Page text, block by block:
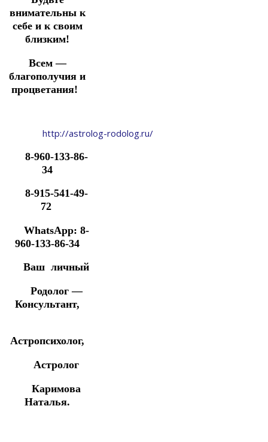
внимательны к
себе и к своим
близким!
Всем —
благополучия и
процветания!
http://astrolog-rodolog.ru/
8-960-133-86-
34
8-915-541-49-
72
WhatsApp: 8-
960-133-86-34
Ваш личный
Родолог —
Консультант,
Астропсихолог,
Астролог
Каримова
Наталья.